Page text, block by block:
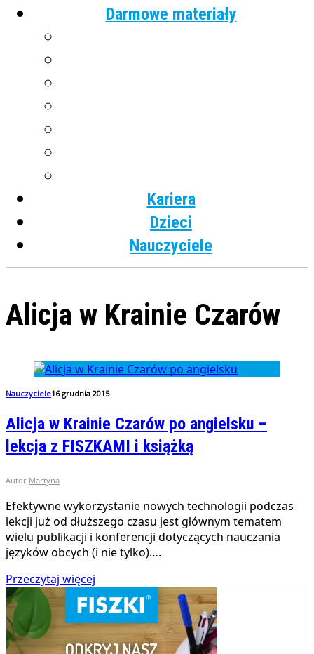
Darmowe materiały
Kariera
Dzieci
Nauczyciele
Alicja w Krainie Czarów
Nauczyciele16 grudnia 2015
Alicja w Krainie Czarów po angielsku –
lekcja z FISZKAMI i książką
Autor Martyna
Efektywne wykorzystanie nowych technologii podczas
lekcji już od dłuższego czasu jest głównym tematem
wielu publikacji i konferencji dotyczących nauczania
języków obcych (i nie tylko)….
Przeczytaj więcej